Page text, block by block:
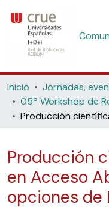
Inicio Jornadas,
Producción
en Acceso
opciones de